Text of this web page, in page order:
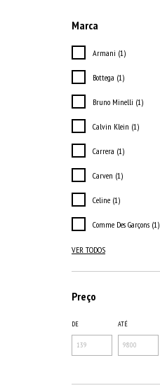
Marca
Armani (1)
Bottega (1)
Bruno Minelli (1)
Calvin Klein (1)
Carrera (1)
Carven (1)
Celine (1)
Comme Des Garçons (1)
VER TODOS
Preço
DE ATÉ